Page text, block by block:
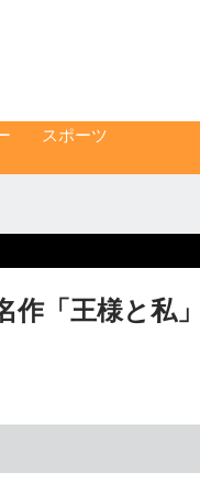
スポーツ
作「王様と私